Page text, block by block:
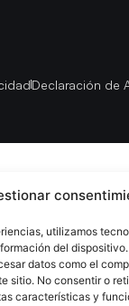
utilizamos
del
datos como el
sitio. No consentir o
características y
Declaración de